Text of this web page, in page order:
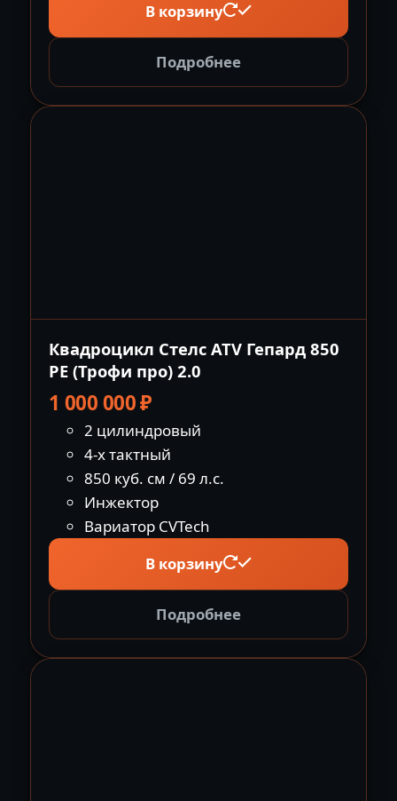
В корзину
Подробнее
Квадроцикл Стелс ATV Гепард 850
PE (Трофи про) 2.0
1 000 000₽
2 цилиндровый
4-х тактный
850 куб. см / 69 л.с.
Инжектор
Вариатор CVTech
В корзину
Подробнее